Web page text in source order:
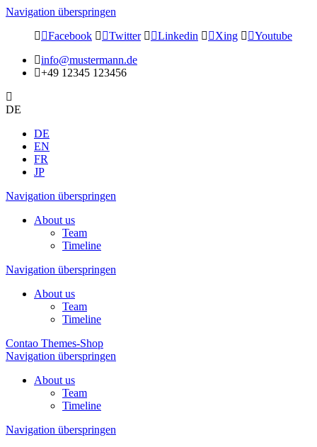
Navigation überspringen
Facebook
Twitter Linkedin Xing
Youtube
info@mustermann.de
+49 12345 123456
DE
DE
EN
FR
JP
Navigation überspringen
About us
Team
Timeline
Navigation überspringen
About us
Team
Timeline
Contao Themes-Shop
Navigation überspringen
About us
Team
Timeline
Navigation überspringen